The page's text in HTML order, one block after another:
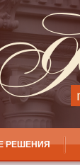
РЕШЕНИЯ